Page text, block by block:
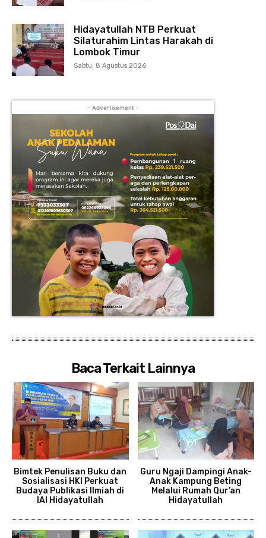
Hidayatullah NTB Perkuat
Silaturahim Lintas Harakah di
Lombok Timur
Sabtu, 8 Agustus 2026
- Advertisement -
Baca Terkait Lainnya
Bimtek Penulisan Buku dan
Sosialisasi HKI Perkuat
Budaya Publikasi Ilmiah di
IAI Hidayatullah
Guru Ngaji Dampingi Anak-
Anak Kampung Beting
Melalui Rumah Qur’an
Hidayatullah